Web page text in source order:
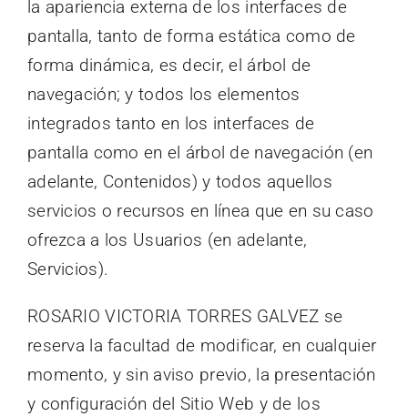
la apariencia externa de los interfaces de
pantalla, tanto de forma estática como de
forma dinámica, es decir, el árbol de
navegación; y todos los elementos
integrados tanto en los interfaces de
pantalla como en el árbol de navegación (en
adelante, Contenidos) y todos aquellos
servicios o recursos en línea que en su caso
ofrezca a los Usuarios (en adelante,
Servicios).
ROSARIO VICTORIA TORRES GALVEZ se
reserva la facultad de modificar, en cualquier
momento, y sin aviso previo, la presentación
y configuración del Sitio Web y de los